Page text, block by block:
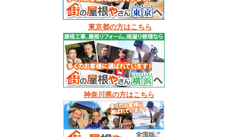
東京都の方はこちら
神奈川県の方はこちら